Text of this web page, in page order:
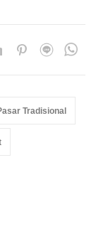
Tradisional